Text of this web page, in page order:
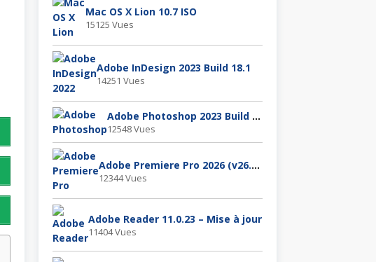
Mac OS X Lion 10.7 ISO
15125 Vues
Adobe InDesign 2023 Build 18.1
14251 Vues
Adobe Photoshop 2023 Build 24.1.0.166
12548 Vues
Adobe Premiere Pro 2026 (v26.2.0.65)
12344 Vues
Adobe Reader 11.0.23 – Mise à jour
11404 Vues